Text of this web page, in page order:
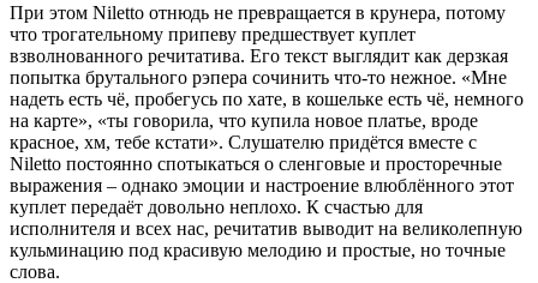
При этом Niletto отнюдь не превращается в крунера, потому
что трогательному припеву предшествует куплет
взволнованного речитатива. Его текст выглядит как дерзкая
попытка брутального рэпера сочинить что-то нежное. «Мне
надеть есть чё, пробегусь по хате, в кошельке есть чё, немного
на карте», «ты говорила, что купила новое платье, вроде
красное, хм, тебе кстати». Слушателю придётся вместе с
Niletto постоянно спотыкаться о сленговые и просторечные
выражения – однако эмоции и настроение влюблённого этот
куплет передаёт довольно неплохо. К счастью для
исполнителя и всех нас, речитатив выводит на великолепную
кульминацию под красивую мелодию и простые, но точные
слова.